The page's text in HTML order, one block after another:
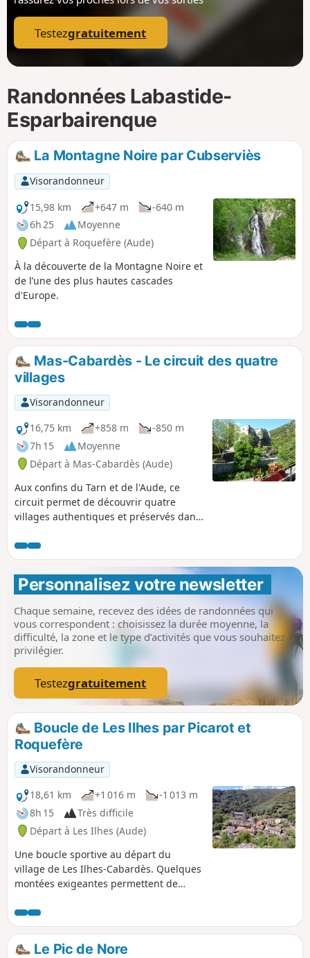
p
Testezgratuitement
Randonnées Labastide-
Esparbairenque
La Montagne Noire par Cubserviès
Visorandonneur
15,98 km
+647 m
-640 m
6h 25
Moyenne
Départ à Roquefère (Aude)
À la découverte de la Montagne Noire et
de l’une des plus hautes cascades
d'Europe.
Mas-Cabardès - Le circuit des quatre
villages
Visorandonneur
16,75 km
+858 m
-850 m
7h 15
Moyenne
Départ à Mas-Cabardès (Aude)
Aux confins du Tarn et de l'Aude, ce
circuit permet de découvrir quatre
villages authentiques et préservés dans
qui est le point de départ, Roquefère et
son château, Miraval et La Tourette.
Effectuée en grande majorité en sous-
bois, la randonnée offre cependant
dans sa première partie des vues
magnifiques sur la plaine
carcassonnaise, les Corbières et les
Pyrénées en toile de fond.
Personnalisez votre newsletter
Chaque semaine, recevez des idées de randonnées qui
vous correspondent : choisissez la durée moyenne, la
difficulté, la zone et le type d’activités que vous souhaitez
privilégier.
Testezgratuitement
Boucle de Les Ilhes par Picarot et
Roquefère
Visorandonneur
18,61 km
+1 016 m
-1 013 m
8h 15
Très difficile
Départ à Les Ilhes (Aude)
Une boucle sportive au départ du
village de Les Ilhes-Cabardès. Quelques
montées exigeantes permettent de
sauvages dans cette zone de montagne
occupée par le Maquis lors de la
dernière guerre.
Le Pic de Nore